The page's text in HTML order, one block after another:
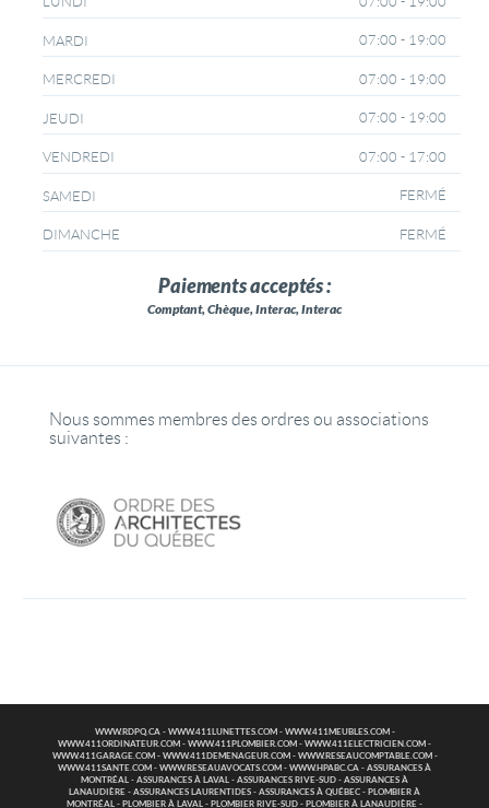
MARDI 07:00 - 19:00
MERCREDI 07:00 - 19:00
JEUDI 07:00 - 19:00
VENDREDI 07:00 - 17:00
SAMEDI FERMÉ
DIMANCHE FERMÉ
Paiements acceptés :
Comptant, Chèque, Interac, Interac
Nous sommes membres des ordres ou associations
suivantes :
WWW.RDPQ.CA- WWW.411LUNETTES.COM - WWW.411MEUBLES.COM -
WWW.411ORDINATEUR.COM - WWW.411PLOMBIER.COM - WWW.411ELECTRICIEN.COM -
WWW.411GARAGE.COM - WWW.411DEMENAGEUR.COM - WWW.RESEAUCOMPTABLE.COM -
WWW.411SANTE.COM - WWW.RESEAUAVOCATS.COM - WWW.HPABC.CA - ASSURANCES À
MONTRÉAL - ASSURANCES À LAVAL - ASSURANCES RIVE-SUD - ASSURANCES À
LANAUDIÈRE - ASSURANCES LAURENTIDES - ASSURANCES À QUÉBEC - PLOMBIER À
MONTRÉAL - PLOMBIER À LAVAL - PLOMBIER RIVE-SUD - PLOMBIER À LANAUDIÈRE -